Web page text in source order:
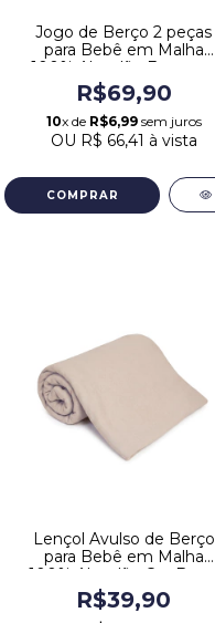
Jogo de Berço 2 peças
para Bebê em Malha
100% Algodão Estampa
Ursinho Bege
R$69,90
10x de R$6,99sem juros
OU R$ 66,41 à vista
Lençol Avulso de Berço
para Bebê em Malha
100% Algodão Cor Bege
R$39,90